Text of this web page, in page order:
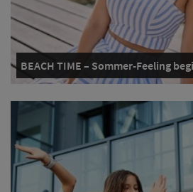
BEACH TIME – Sommer-Feeling